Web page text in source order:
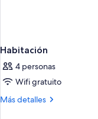
Habitación
4 personas
Wifi gratuito
Más detalles
Más